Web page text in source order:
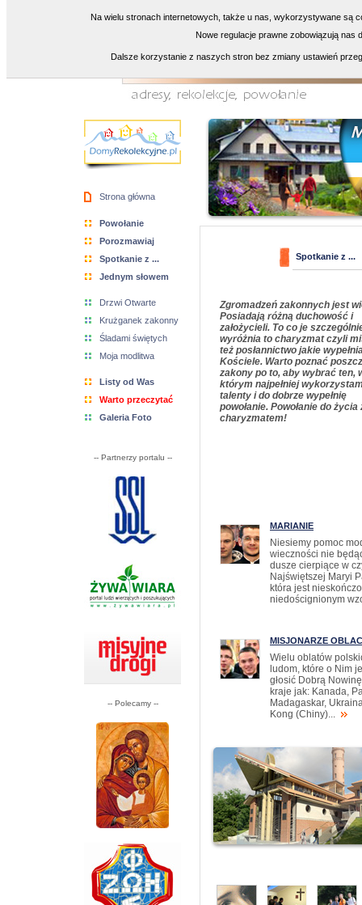
Strona główna
Powołanie
Porozmawiaj
Spotkanie z ...
Jednym słowem
Drzwi Otwarte
Krużganek zakonny
Śladami świętych
Moja modlitwa
Listy od Was
Warto przeczytać
Galeria Foto
-- Partnerzy portalu --
-- Polecamy --
Spotkanie z ...
Zgromadzeń zakonnych jest
Posiadają różną duchowość i
założycieli. To co je
wyróżnia to charyzmat czyli
też posłannictwo jakie
Kościele. Warto poznać
zakony po to, aby wybrać ten,
którym najpełniej
talenty i do dobrze wypełnię
powołanie. Powołanie do życia
charyzmatem!
MARIANIE
Niesiemy pomoc
wieczności nie
dusze cierpiące w
Najświętszej Maryi
która jest
niedoścignionym
MISJONARZE
Wielu oblatów
ludom, które o Nim
głosić Dobrą
kraje jak: Kanada,
Madagaskar,
Kong (Chiny)...
Na wielu stronach internetowych, także u nas, wykorzystywane są
Nowe regulacje prawne zobowiązują nas
Dalsze korzystanie z naszych stron bez zmiany ustawień